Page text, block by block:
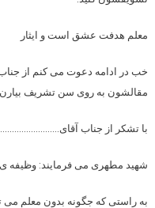
معلم هدفت عشق است و
خب در ادامه دعوت می کنم از
مقالشون به روی سن تشریف
با تشکر از جناب
شهید مطهری می فرمایند: وظیفه
به راستی که جگونه بدون معلم می